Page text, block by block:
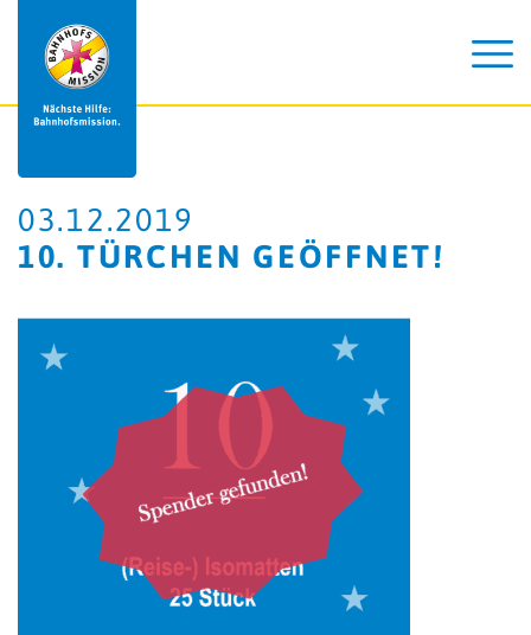
03.12.2019
10. TÜRCHEN GEÖFFNET!